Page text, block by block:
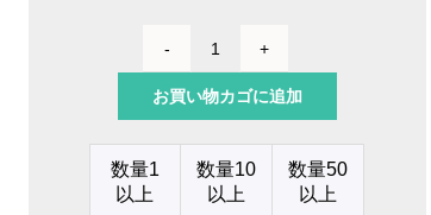
面
り
ー
ト
お買い物カゴに追加
数量1
以上
数量10
以上
数量50
以上